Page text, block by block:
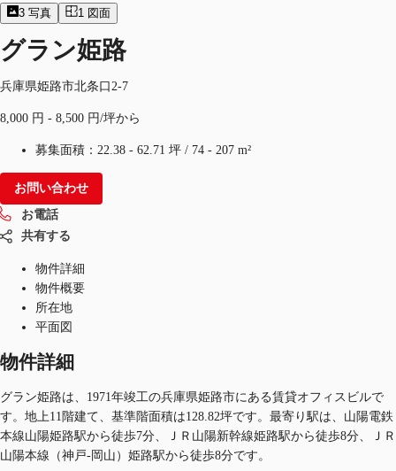
3 写真 1 図面
グラン姫路
兵庫県姫路市北条口2-7
8,000 円 - 8,500 円/坪から
募集面積： 22.38 - 62.71 坪 / 74 - 207 m²
お問い合わせ
お電話
共有する
物件詳細
物件概要
所在地
平面図
物件詳細
グラン姫路は、1971年竣工の兵庫県姫路市にある賃貸オフィスビルで
す。地上11階建て、基準階面積は128.82坪です。最寄り駅は、山陽電鉄
本線山陽姫路駅から徒歩7分、ＪＲ山陽新幹線姫路駅から徒歩8分、ＪＲ
山陽本線（神戸-岡山）姫路駅から徒歩8分です。